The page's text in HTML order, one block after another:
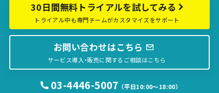
30日間無料トライアルを試してみる
トライアル中も専門チームがカスタマイズをサポート
お問い合わせはこちら
サービス導入・販売に関するご相談はこちら
03-4446-5007 （平日10:00〜18:00）